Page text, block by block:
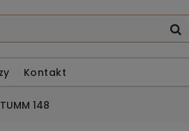
Kontakt
148